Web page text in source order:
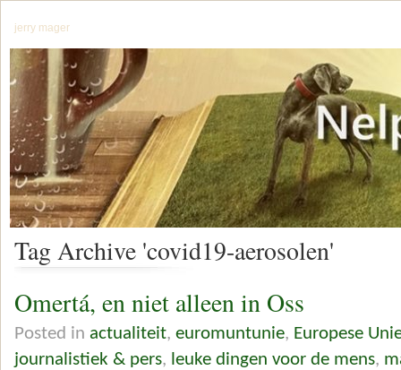
jerry mager
Tag Archive 'covid19-aerosolen'
Omertá, en niet alleen in Oss
Posted in actualiteit, euromuntunie, Europese
journalistiek & pers, leuke dingen voor de mens,